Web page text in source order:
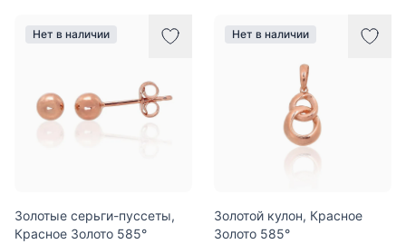
Нет в наличии
Золотые серьги-пуссеты,
Красное Золото 585°
Нет в наличии
Золотой кулон, Красное
Золото 585°